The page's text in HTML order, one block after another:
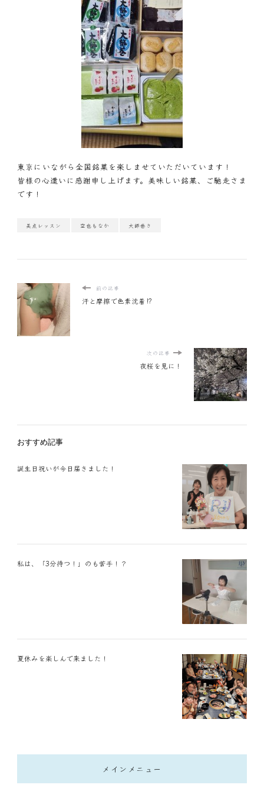
東京にいながら全国銘菓を楽しませていただいています！
皆様の心遣いに感謝申し上げます。美味しい銘菓、ご馳走さま
です！
美点レッスン 空也もなか 大師巻き
前の記事
汗と摩擦で色素沈着⁉
次の記事
夜桜を見に！
おすすめ記事
誕生日祝いが今日届きました！
私は、「3分待つ！」のも苦手！？
夏休みを楽しんで来ました！
メインメニュー